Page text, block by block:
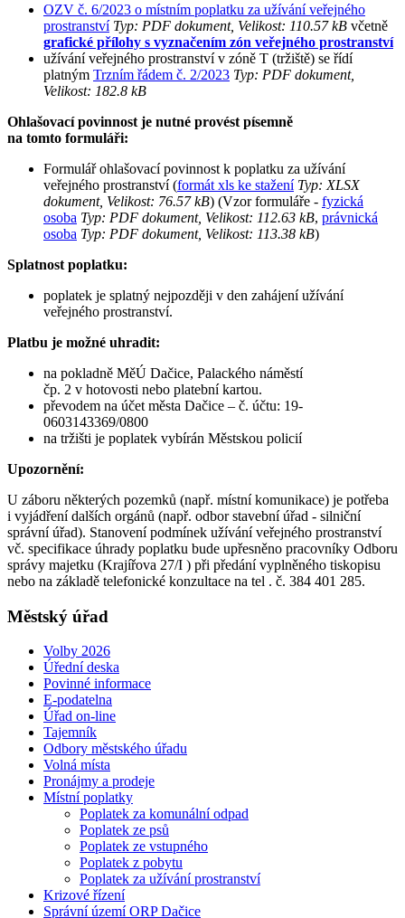
OZV č. 6/2023 o místním poplatku za užívání veřejného
prostranstvíTyp: PDF dokument, Velikost: 110.57 kB včetně
grafické přílohy s vyznačením zón veřejného prostranství
užívání veřejného prostranství v zóně T (tržiště) se řídí
platným Trzním řádem č. 2/2023 Typ: PDF dokument,
Velikost: 182.8 kB
Ohlašovací povinnost je nutné provést písemně
na tomto formuláři:
Formulář ohlašovací povinnost k poplatku za užívání
veřejného prostranství (formát xls ke staženíTyp: XLSX
dokument, Velikost: 76.57 kB) (Vzor formuláře - fyzická
osoba Typ: PDF dokument, Velikost: 112.63 kB, právnická
osoba Typ: PDF dokument, Velikost: 113.38 kB)
Splatnost poplatku:
poplatek je splatný nejpozději v den zahájení užívání
veřejného prostranství.
Platbu je možné uhradit:
na pokladně MěÚ Dačice, Palackého náměstí
čp. 2 v hotovosti nebo platební kartou.
převodem na účet města Dačice – č. účtu: 19-
0603143369/0800
na tržišti je poplatek vybírán Městskou policií
Upozornění:
U záboru některých pozemků (např. místní komunikace) je potřeba
i vyjádření dalších orgánů (např. odbor stavební úřad - silniční
správní úřad). Stanovení podmínek užívání veřejného prostranství
vč. specifikace úhrady poplatku bude upřesněno pracovníky Odboru
správy majetku (Krajířova 27/I ) při předání vyplněného tiskopisu
nebo na základě telefonické konzultace na tel . č. 384 401 285.
Městský úřad
Volby 2026
Úřední deska
Povinné informace
E-podatelna
Úřad on-line
Tajemník
Odbory městského úřadu
Volná místa
Pronájmy a prodeje
Místní poplatky
Poplatek za komunální odpad
Poplatek ze psů
Poplatek ze vstupného
Poplatek z pobytu
Poplatek za užívání prostranství
Krizové řízení
Správní území ORP Dačice